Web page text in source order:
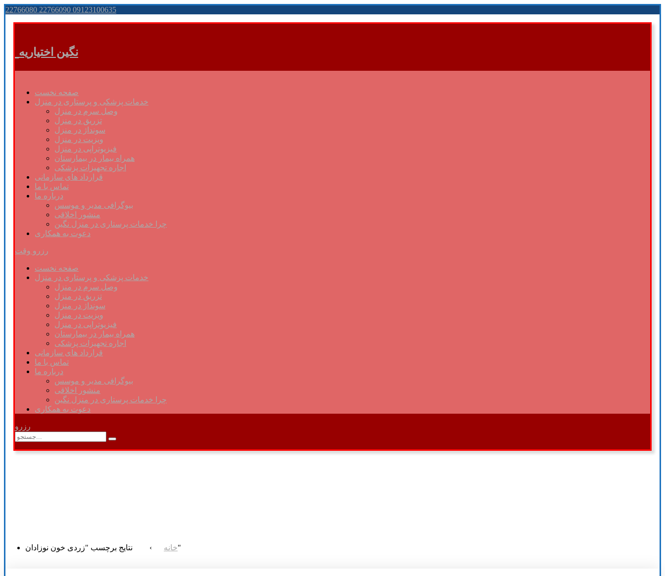
22766080 22766090 09123100635
نگین اختیاریه
صفحه نخست
خدمات پزشکی و پرستاری در منزل
وصل سرم در منزل
تزریق در منزل
سونداژ در منزل
ویزیت در منزل
فیزیوتراپی در منزل
همراه بیمار در بیمارستان
اجاره تجهیزات پزشکی
قرارداد های سازمانی
تماس با ما
درباره ما
بیوگرافی مدیر و موسس
منشور اخلاقی
چرا خدمات پرستاری در منزل نگین
دعوت به همکاری
رزرو وقت
صفحه نخست
خدمات پزشکی و پرستاری در منزل
وصل سرم در منزل
تزریق در منزل
سونداژ در منزل
ویزیت در منزل
فیزیوتراپی در منزل
همراه بیمار در بیمارستان
اجاره تجهیزات پزشکی
قرارداد های سازمانی
تماس با ما
درباره ما
بیوگرافی مدیر و موسس
منشور اخلاقی
چرا خدمات پرستاری در منزل نگین
دعوت به همکاری
رزرو
خانه › نتایج برچسب "زردی خون نوزادان"